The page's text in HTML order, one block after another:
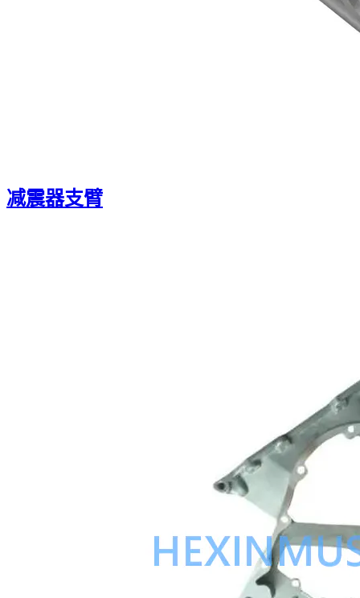
减震器支臂